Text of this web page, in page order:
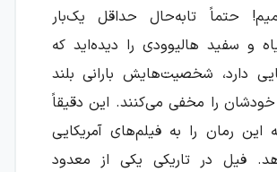
حتماً تابه‌حال حداقل یک‌بار
و سفید هالیوودی را دیده‌اید که
دارد، شخصیت‌هایش بارانی بلند
را مخفی می‌کنند. این دقیقاً
رمان را به فیلم‌های آمریکایی
فیل در تاریکی یکی از معدود